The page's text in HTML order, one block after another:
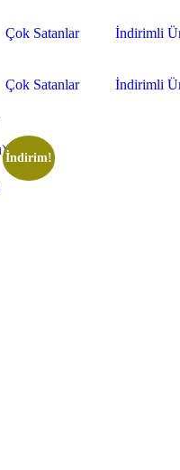
Çok Satanlar İndirimli
Çok Satanlar İndirimli
İndirim!